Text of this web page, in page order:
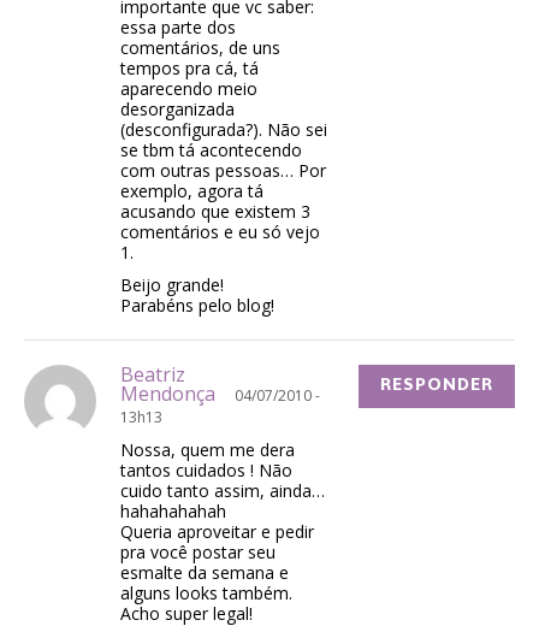
importante que vc saber:
essa parte dos
comentários, de uns
tempos pra cá, tá
aparecendo meio
desorganizada
(desconfigurada?). Não sei
se tbm tá acontecendo
com outras pessoas… Por
exemplo, agora tá
acusando que existem 3
comentários e eu só vejo
1.
Beijo grande!
Parabéns pelo blog!
Beatriz
Mendonça
04/07/2010 -
13h13
Nossa, quem me dera
tantos cuidados ! Não
cuido tanto assim, ainda…
hahahahahah
Queria aproveitar e pedir
pra você postar seu
esmalte da semana e
alguns looks também.
Acho super legal!
RESPONDER